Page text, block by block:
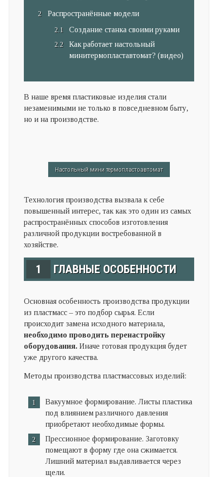
Распространённые модели
Создание станка своими руками
Как работает настольный
минитермопластавтомат? (видео)
В наше время пластиковые изделия стали
незаменимыми не только в повседневном быту,
но и на производстве.
Настольный мини термопластоавтомат
Технология производства вызвала к себе
повышенный интерес, так как это один из самых
распространённых способов изготовления
различной продукции востребованной в
хозяйстве.
1 ГЛАВНЫЕ ОСОБЕННОСТИ
Основная особенность производства продукции
из пластмасс – это подбор сырья. Если
происходит замена исходного материала,
необходимо проводить перенастройку
оборудования.Иначе готовая продукция будет
уже другого качества.
Методы производства пластмассовых изделий:
Вакуумное формирование. Листы пластика
под влиянием различного давления
приобретают необходимые формы.
Прессионное формирование. Заготовку
помещают в форму где она сжимается.
Лишний материал выдавливается через
щели.